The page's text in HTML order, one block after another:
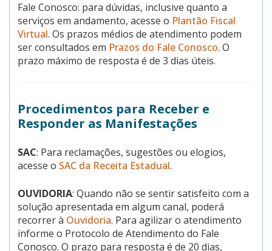
Fale Conosco: para dúvidas, inclusive quanto a
serviços em andamento, acesse o Plantão Fiscal
Virtual. Os prazos médios de atendimento podem
ser consultados em Prazos do Fale Conosco. O
prazo máximo de resposta é de 3 dias úteis.
Procedimentos para Receber e
Responder as Manifestações
SAC: Para reclamações, sugestões ou elogios,
acesse o SAC da Receita Estadual.
OUVIDORIA: Quando não se sentir satisfeito com a
solução apresentada em algum canal, poderá
recorrer à Ouvidoria. Para agilizar o atendimento
informe o Protocolo de Atendimento do Fale
Conosco. O prazo para resposta é de 20 dias,